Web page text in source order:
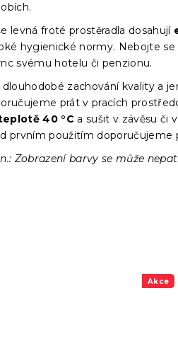
levná froté prostěradla dosahují
hygienické normy. Nebojte
svému hotelu či penzionu.
dlouhodobé zachování kvality a
prát v pracích
40 °C a sušit v závěsu či
prvním použitím doporučujeme
Zobrazení barvy se může
Akce